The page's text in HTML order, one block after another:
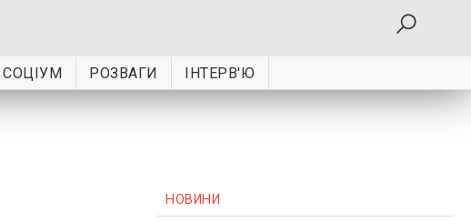
СОЦІУМ РОЗВАГИ ІНТЕРВ'Ю
НОВИНИ